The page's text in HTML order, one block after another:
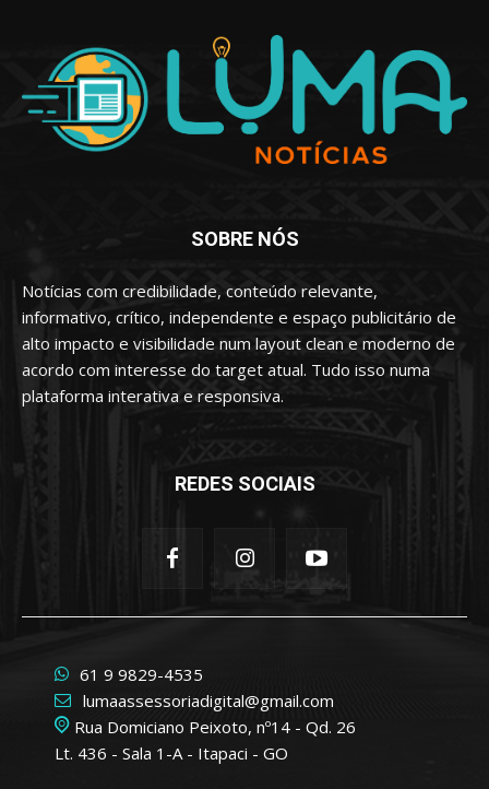
SOBRE NÓS
Notícias com credibilidade, conteúdo relevante,
informativo, crítico, independente e espaço publicitário de
alto impacto e visibilidade num layout clean e moderno de
acordo com interesse do target atual. Tudo isso numa
plataforma interativa e responsiva.
REDES SOCIAIS
61 9 9829-4535
lumaassessoriadigital@gmail.com
Rua Domiciano Peixoto, nº14 - Qd. 26
Lt. 436 - Sala 1-A - Itapaci - GO